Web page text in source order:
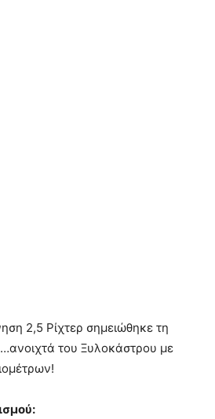
2,5 Ρίχτερ σημειώθηκε τη
του Ξυλοκάστρου με